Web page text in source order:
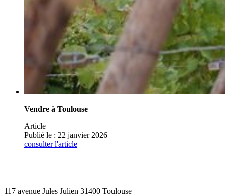
Vendre à Toulouse
Article
Publié le : 22 janvier 2026
consulter l'article
117 avenue Jules Julien 31400 Toulouse